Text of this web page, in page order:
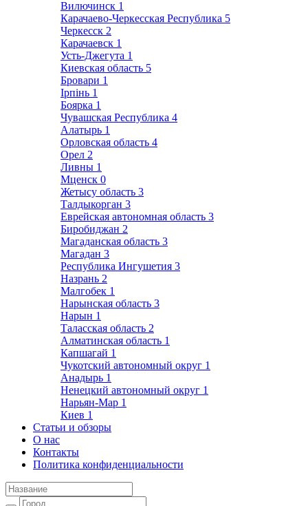
Вилючинск 1
Карачаево-Черкесская Республика 5
Черкесск 2
Карачаевск 1
Усть-Джегута 1
Киевская область 5
Бровари 1
Ірпінь 1
Боярка 1
Чувашская Республика 4
Алатырь 1
Орловская область 4
Орел 2
Ливны 1
Мценск 0
Жетысу область 3
Талдыкорган 3
Еврейская автономная область 3
Биробиджан 2
Магаданская область 3
Магадан 3
Республика Ингушетия 3
Назрань 2
Малгобек 1
Нарынская область 3
Нарын 1
Таласская область 2
Алматинская область 1
Капшагай 1
Чукотский автономный округ 1
Анадырь 1
Ненецкий автономный округ 1
Нарьян-Мар 1
Киев 1
Статьи и обзоры
О нас
Контакты
Политика конфиденциальности